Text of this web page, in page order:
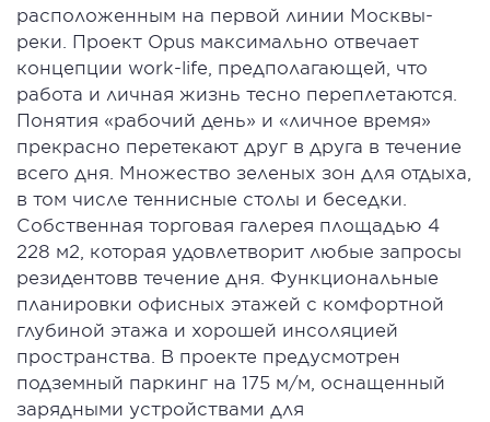
расположенным на первой линии Москвы-
реки. Проект Opus максимально отвечает
концепции work-life, предполагающей, что
работа и личная жизнь тесно переплетаются.
Понятия «рабочий день» и «личное время»
прекрасно перетекают друг в друга в течение
всего дня. Множество зеленых зон для отдыха,
в том числе теннисные столы и беседки.
Собственная торговая галерея площадью 4
228 м2, которая удовлетворит любые запросы
резидентовв течение дня. Функциональные
планировки офисных этажей с комфортной
глубиной этажа и хорошей инсоляцией
пространства. В проекте предусмотрен
подземный паркинг на 175 м/м, оснащенный
зарядными устройствами для